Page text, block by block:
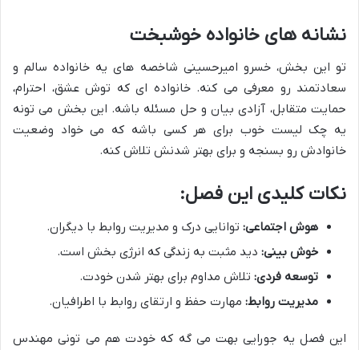
نشانه های خانواده خوشبخت
تو این بخش، خسرو امیرحسینی شاخصه های یه خانواده سالم و
سعادتمند رو معرفی می کنه. خانواده ای که توش عشق، احترام،
حمایت متقابل، آزادی بیان و حل مسئله باشه. این بخش می تونه
یه چک لیست خوب برای هر کسی باشه که می خواد وضعیت
خانوادش رو بسنجه و برای بهتر شدنش تلاش کنه.
نکات کلیدی این فصل:
هوش اجتماعی: توانایی درک و مدیریت روابط با دیگران.
خوش بینی: دید مثبت به زندگی که انرژی بخش است.
توسعه فردی: تلاش مداوم برای بهتر شدن خودت.
مدیریت روابط: مهارت حفظ و ارتقای روابط با اطرافیان.
این فصل یه جورایی بهت می گه که خودت هم می تونی مهندس